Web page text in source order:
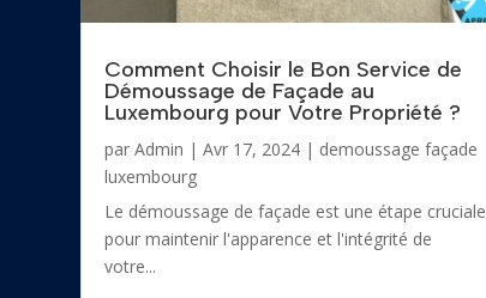
Comment Choisir le Bon Service de
Démoussage de Façade au
Luxembourg pour Votre Propriété ?
parAdmin |Avr 17, 2024 | demoussage façade
luxembourg
Le démoussage de façade est une étape cruciale
pour maintenir l'apparence et l'intégrité de
votre...